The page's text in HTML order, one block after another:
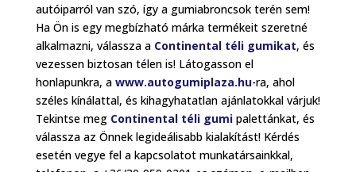
autóiparról van szó, így a gumiabroncsok terén sem!
Ha Ön is egy megbízható márka termékeit szeretné
alkalmazni, válassza a Continental téli gumikat, és
vezessen biztosan télen is! Látogasson el
honlapunkra, a www.autogumiplaza.hu-ra, ahol
széles kínálattal, és kihagyhatatlan ajánlatokkal várjuk!
Tekintse meg Continental téli gumipalettánkat, és
válassza az Önnek legideálisabb kialakítást! Kérdés
esetén vegye fel a kapcsolatot munkatársainkkal,